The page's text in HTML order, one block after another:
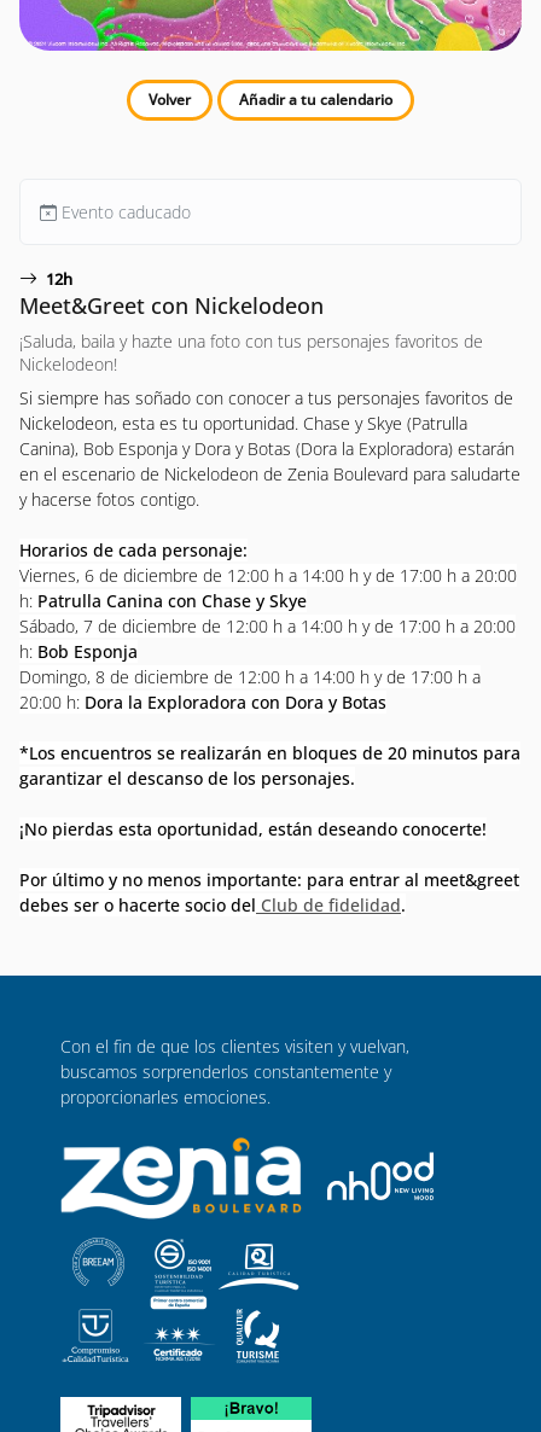
Volver Añadir a tu calendario
Evento caducado
12h
Meet&Greet con Nickelodeon
¡Saluda, baila y hazte una foto con tus personajes favoritos de
Nickelodeon!
Si siempre has soñado con conocer a tus personajes favoritos de
Nickelodeon, esta es tu oportunidad. Chase y Skye (Patrulla
Canina), Bob Esponja y Dora y Botas (Dora la Exploradora) estarán
en el escenario de Nickelodeon de Zenia Boulevard para saludarte
y hacerse fotos contigo.
Horarios de cada personaje:
Viernes, 6 de diciembre de 12:00 h a 14:00 h y de 17:00 h a 20:00
h: Patrulla Canina con Chase y Skye
Sábado, 7 de diciembre de 12:00 h a 14:00 h y de 17:00 h a 20:00
h: Bob Esponja
Domingo, 8 de diciembre de 12:00 h a 14:00 h y de 17:00 h a
20:00 h: Dora la Exploradora con Dora y Botas
*Los encuentros se realizarán en bloques de 20 minutos para
garantizar el descanso de los personajes.
¡No pierdas esta oportunidad, están deseando conocerte!
Por último y no menos importante: para entrar al meet&greet
debes ser o hacerte socio del Club de fidelidad.
Con el fin de que los clientes visiten y vuelvan,
buscamos sorprenderlos constantemente y
proporcionarles emociones.